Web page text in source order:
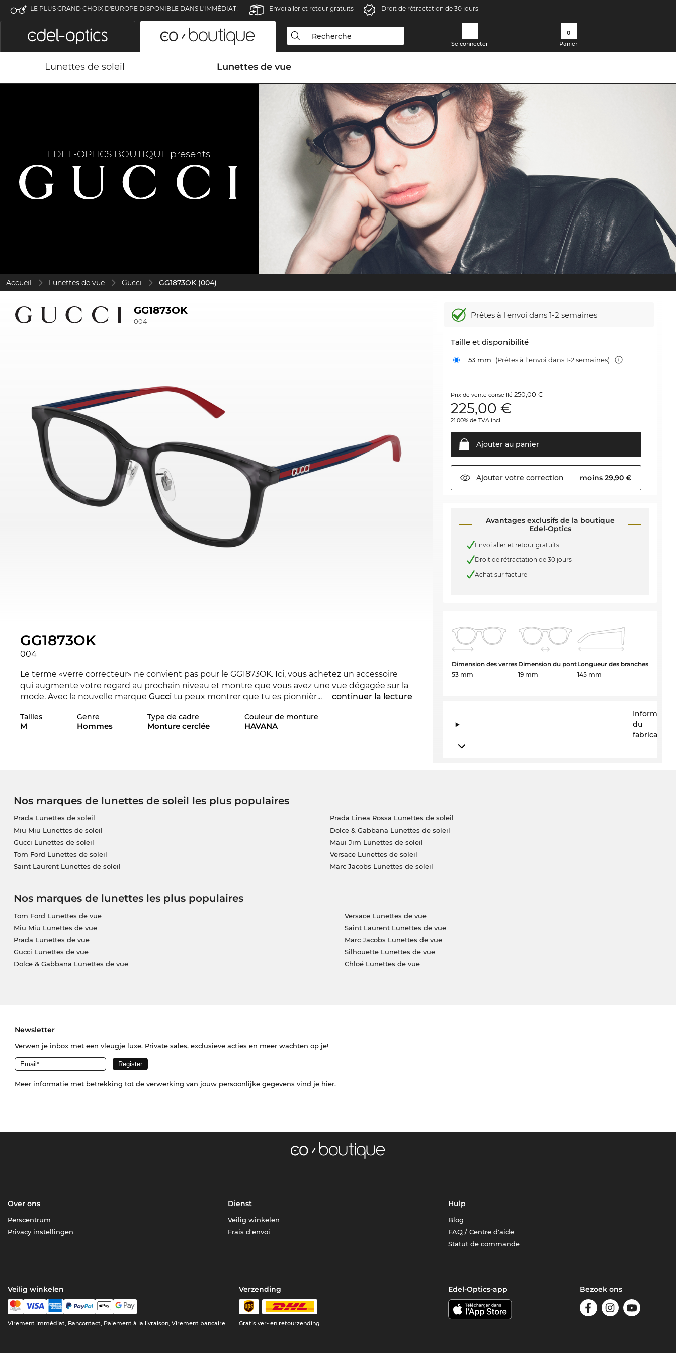
LE PLUS GRAND CHOIX D'EUROPE DISPONIBLE DANS L'IMMÉDIAT! Envoi aller et retour gratuits Droit de rétractation de 30 jours
Se connecter
0
Panier
Lunettes de soleil Lunettes de vue
EDEL-OPTICS BOUTIQUE presents
Accueil Lunettes de vue Gucci GG1873OK (004)
GG1873OK
004
GG1873OK
004
Le terme «verre correcteur» ne convient pas pour le GG1873OK. Ici, vous achetez un accessoire
qui augmente votre regard au prochain niveau et montre que vous avez une vue dégagée sur la
mode. Avec la nouvelle marque Gucci tu peux montrer que tu es pionnière. Pour la saison
La monture est spécialement crée pour leshommes
. Avec ses lignes épurées Newschool Cool
GG1873OK même pas en sale.
... continuer la lecture
Tailles
M
Genre
Hommes
Type de cadre
Monture cerclée
Couleur de monture
HAVANA
Prêtes à l'envoi dans 1-2 semaines
Taille et disponibilité
53 mm (Prêtes à l'envoi dans 1-2 semaines)
Prix de vente conseillé250,00 €
225,00 €
21.00% de TVA incl.
Ajouter au panier
Ajouter votre correction moins 29,90 €
Avantages exclusifs de la boutique
Edel-Optics
Envoi aller et retour gratuits
Droit de rétractation de 30 jours
Achat sur facture
Dimension des verres
53 mm
Dimension du pont
19 mm
Longueur des branches
145 mm
du
fabricant
Nos marques de lunettes de soleil les plus populaires
Prada Lunettes de soleil
Miu Miu Lunettes de soleil
Gucci Lunettes de soleil
Tom Ford Lunettes de soleil
Saint Laurent Lunettes de soleil
Prada Linea Rossa Lunettes de soleil
Dolce & Gabbana Lunettes de soleil
Maui Jim Lunettes de soleil
Versace Lunettes de soleil
Marc Jacobs Lunettes de soleil
Nos marques de lunettes les plus populaires
Tom Ford Lunettes de vue
Miu Miu Lunettes de vue
Prada Lunettes de vue
Gucci Lunettes de vue
Dolce & Gabbana Lunettes de vue
Versace Lunettes de vue
Saint Laurent Lunettes de vue
Marc Jacobs Lunettes de vue
Silhouette Lunettes de vue
Chloé Lunettes de vue
Newsletter
Verwen je inbox met een vleugje luxe. Private sales, exclusieve acties en meer wachten op je!
Meer informatie met betrekking tot de verwerking van jouw persoonlijke gegevens vind je hier.
Over ons
Perscentrum
Privacy instellingen
Dienst
Veilig winkelen
Frais d'envoi
Hulp
Blog
FAQ / Centre d'aide
Statut de commande
Veilig winkelen
Virement immédiat, Bancontact, Paiement à la livraison, Virement bancaire
Verzending
Gratis ver- en retourzending
Edel-Optics-app Bezoek ons